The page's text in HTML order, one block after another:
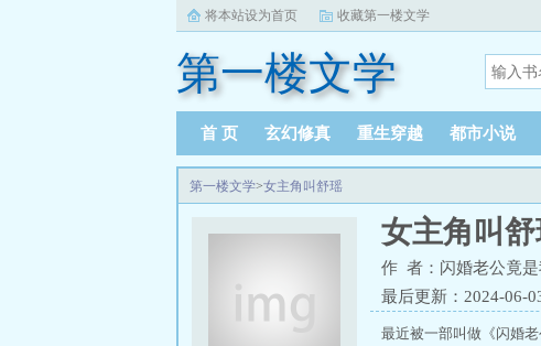
将本站设为首页 收藏第一楼文学
第一楼文学
首 页 玄幻修真 重生穿越 都市小说
第一楼文学>女主角叫舒瑶
女主角叫
作 者：闪婚老公竟
最后更新：2024-06-
最近被一部叫做《闪婚